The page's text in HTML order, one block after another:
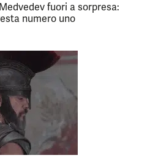
fuori a sorpresa:
numero uno